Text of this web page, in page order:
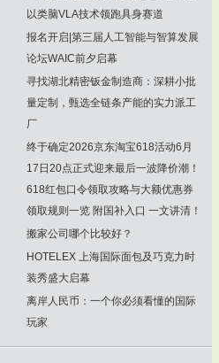
以类脑VLA技术领跑具身赛道
报名开启|第三届人工智能与智算发展
论坛WAIC前夕启幕
寻找湖北精密钣金制造商：深耕小批
量定制，甄选全链条产能的实力派工
厂
终于确定2026京东淘宝618活动6月
17日20点正式迎来最后一波降价潮！
618红包口令领取攻略与大额优惠券
领取规则一览 附国补入口 一文讲清！
搬家公司哪个比较好？
HOTELEX 上海国际面包及巧克力时
装秀盛大启幕
离岸人民币：一个你必须看懂的国际
玩家